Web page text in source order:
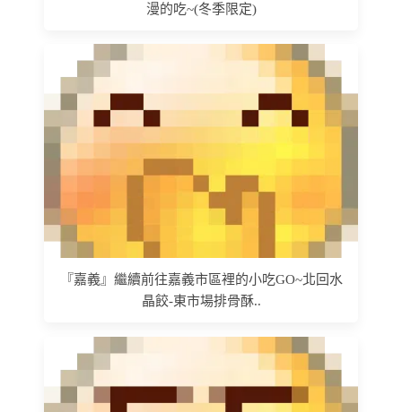
漫的吃~(冬季限定)
『嘉義』繼續前往嘉義市區裡的小吃GO~北回水
晶餃-東市場排骨酥..